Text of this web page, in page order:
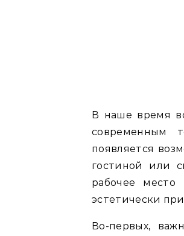
В наше время
современным
появляется
гостиной или
рабочее
эстетически
Во-первых,